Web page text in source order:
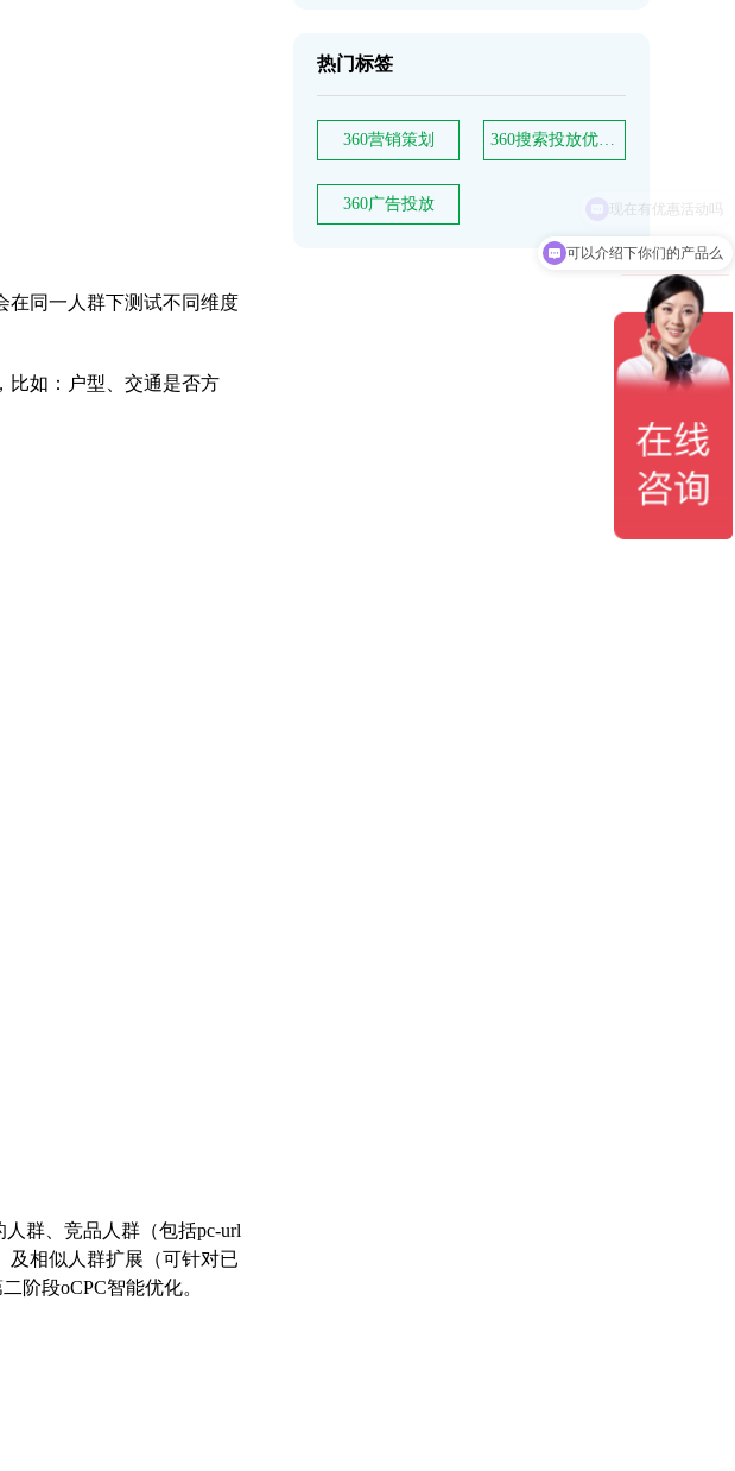
热门标签
360营销策划 360搜索投放优质创意
360广告投放
在同一人群下测试不同维度
比如：户型、交通是否方
群、竞品人群（包括pc-url
及相似人群扩展（可针对已
阶段oCPC智能优化。
可以介绍下你们的产品么